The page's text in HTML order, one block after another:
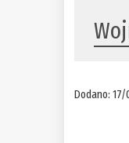
Dodano: